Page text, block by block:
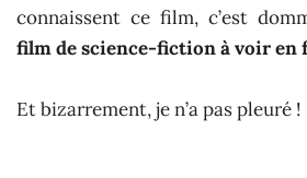
connaissent ce film, c’est
film de science-fiction à voir en
Et bizarrement, je n’a pas pleuré !